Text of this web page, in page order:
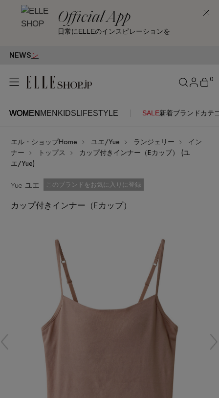
Official App
日常にELLEのインスピレーションを
NEWS
WOMEN MEN KIDS LIFESTYLE SALE新着ブランド カテ
0
WOMENMENKIDSLIFESTYLE
ITEMS
新着アイテム
最旬！トレンドワード
アイテム一覧
ログイン
はじめてご利用の方
新規会員登録
メールマガジン登録
最新トレンドや限定アイテム、セール情報を
いち早くお届けします。
ご登録はこちら
SUPPORT
SEE RESULTS
エル・ショップHome ユエ/Yue ランジェリー
イン
ナー
トップス
カップ付きインナー（Eカップ） (ユ
エ/Yue)
Yue ユエ お気に入り済
このブランドをお気に入りに登録
カップ付きインナー（Eカップ）